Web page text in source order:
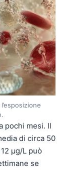
pochi mesi. Il
di circa 50
µg/L può
se